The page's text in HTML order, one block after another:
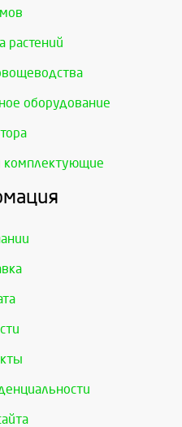
растений
оборудование
комплектующие